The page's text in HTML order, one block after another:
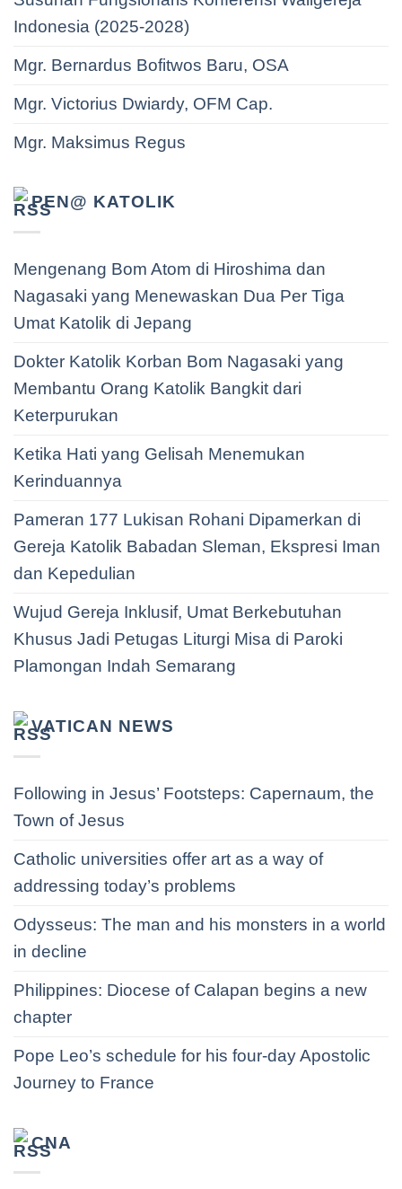
Indonesia (2025-2028)
Mgr. Bernardus Bofitwos Baru, OSA
Mgr. Victorius Dwiardy, OFM Cap.
Mgr. Maksimus Regus
PEN@ KATOLIK
Mengenang Bom Atom di Hiroshima dan
Nagasaki yang Menewaskan Dua Per Tiga
Umat Katolik di Jepang
Dokter Katolik Korban Bom Nagasaki yang
Membantu Orang Katolik Bangkit dari
Keterpurukan
Ketika Hati yang Gelisah Menemukan
Kerinduannya
Pameran 177 Lukisan Rohani Dipamerkan di
Gereja Katolik Babadan Sleman, Ekspresi Iman
dan Kepedulian
Wujud Gereja Inklusif, Umat Berkebutuhan
Khusus Jadi Petugas Liturgi Misa di Paroki
Plamongan Indah Semarang
VATICAN NEWS
Following in Jesus’ Footsteps: Capernaum, the
Town of Jesus
Catholic universities offer art as a way of
addressing today’s problems
Odysseus: The man and his monsters in a world
in decline
Philippines: Diocese of Calapan begins a new
chapter
Pope Leo’s schedule for his four-day Apostolic
Journey to France
CNA